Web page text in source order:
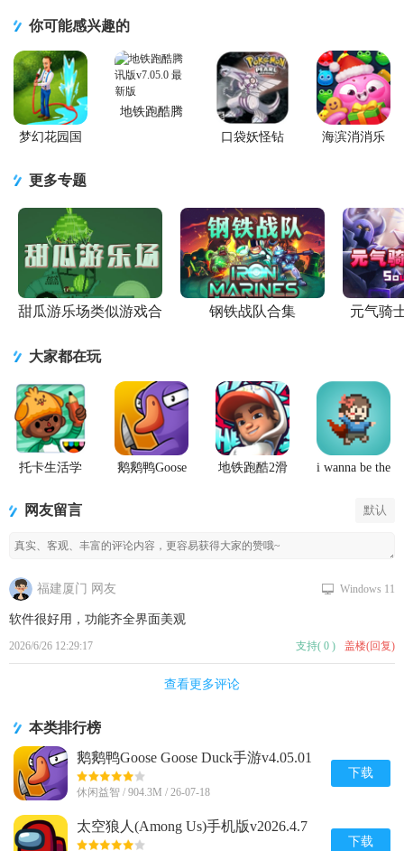
你可能感兴趣的
梦幻花园国
地铁跑酷腾
口袋妖怪钻
海滨消消乐
更多专题
甜瓜游乐场类似游戏合
钢铁战队合集 元气骑
大家都在玩
托卡生活学
鹅鹅鸭Goose
地铁跑酷2滑
i wanna be the
网友留言 默认
福建厦门 网友
2026/6/26 12:29:17
软件很好用，功能齐全界面美观
Windows 11
支持( 0 ) 盖楼(回复)
查看更多评论
本类排行榜
鹅鹅鸭Goose Goose Duck手游v4.05.01
安卓完整版
休闲益智 / 904.3M / 26-07-18
下载
太空狼人(Among Us)手机版v2026.4.7
安卓全解锁版
下载